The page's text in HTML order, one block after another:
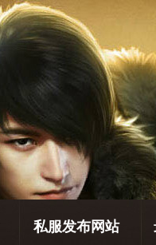
私服发布网站